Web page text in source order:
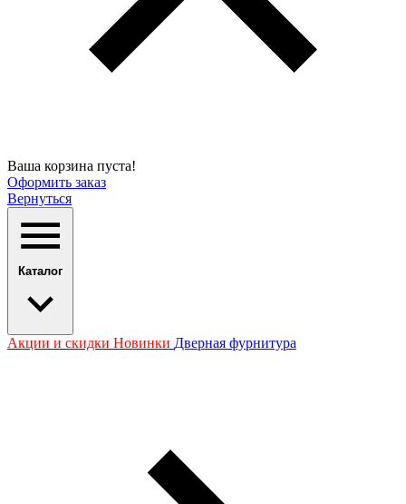
Ваша корзина пуста!
Оформить заказ
Вернуться
Каталог
Акции и скидки Новинки Дверная фурнитура